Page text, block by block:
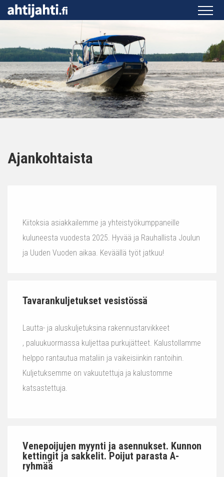
Ajankohtaista
Kiitoksia asiakkailemme ja yhteistyökumppaneille
kuluneesta vuodesta 2025. Hyvää ja Rauhallista Joulun
ja Uuden Vuoden aikaa. Keväällä työt jatkuu!
Tavarankuljetukset vesistössä
Lautta- ja aluskuljetuksina rakennustarvikkeet
, paluukuormassa kuljettaa purkujätteet. Kalustollamme
helppo rantautua mataliin ja vaikeisiinkin rantoihin.
Kuljetuksemme on vakuutettuja ja kalustomme
katsastettuja.
Venepoijujen myynti ja asennukset. Kunnon
kettingit ja sakkelit. Poijut parasta A-
ryhmää